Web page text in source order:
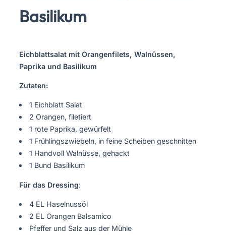
Basilikum
Eichblattsalat mit Orangenfilets, Walnüssen,
Paprika und Basilikum
Zutaten:
1 Eichblatt Salat
2 Orangen, filetiert
1 rote Paprika, gewürfelt
1 Frühlingszwiebeln, in feine Scheiben geschnitten
1 Handvoll Walnüsse, gehackt
1 Bund Basilikum
Für das Dressing:
4 EL Haselnussöl
2 EL Orangen Balsamico
Pfeffer und Salz aus der Mühle